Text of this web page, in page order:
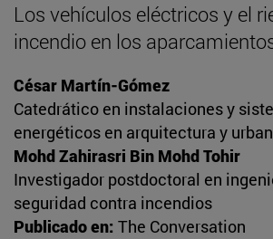
Los vehículos eléctricos y el
incendio en los
César Martín-Gómez
Catedrático en instalaciones y
energéticos en arquitectura y
Mohd Zahirasri Bin Mohd Tohir
Investigador postdoctoral en
seguridad contra incendios
Publicado en: The Conversation